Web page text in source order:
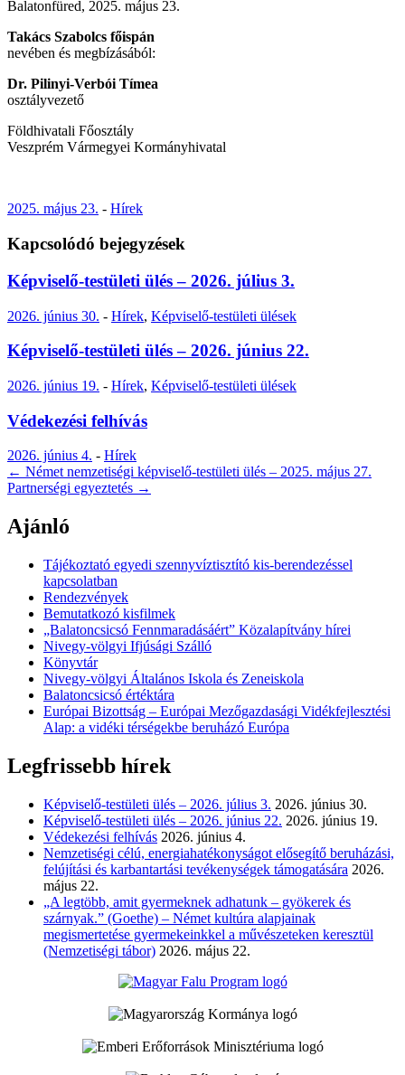
Balatonfüred, 2025. május 23.
Takács Szabolcs főispán
nevében és megbízásából:
Dr. Pilinyi-Verbói Tímea
osztályvezető
Földhivatali Főosztály
Veszprém Vármegyei Kormányhivatal
2025. május 23. - Hírek
Kapcsolódó bejegyzések
Képviselő-testületi ülés – 2026. július 3.
2026. június 30. - Hírek, Képviselő-testületi ülések
Képviselő-testületi ülés – 2026. június 22.
2026. június 19. - Hírek, Képviselő-testületi ülések
Védekezési felhívás
2026. június 4. - Hírek
Post
navigation
← Német nemzetiségi képviselő-testületi ülés – 2025. május 27.
Partnerségi egyeztetés →
Ajánló
Tájékoztató egyedi szennyvíztisztító kis-berendezéssel
kapcsolatban
Rendezvények
Bemutatkozó kisfilmek
„Balatoncsicsó Fennmaradásáért” Közalapítvány hírei
Nivegy-völgyi Ifjúsági Szálló
Könyvtár
Nivegy-völgyi Általános Iskola és Zeneiskola
Balatoncsicsó értéktára
Európai Bizottság – Európai Mezőgazdasági Vidékfejlesztési
Alap: a vidéki térségekbe beruházó Európa
Legfrissebb hírek
Képviselő-testületi ülés – 2026. július 3. 2026. június 30.
Képviselő-testületi ülés – 2026. június 22. 2026. június 19.
Védekezési felhívás 2026. június 4.
Nemzetiségi célú, energiahatékonyságot elősegítő beruházási,
felújítási és karbantartási tevékenységek támogatására 2026.
május 22.
„A legtöbb, amit gyermeknek adhatunk – gyökerek és
szárnyak.” (Goethe) – Német kultúra alapjainak
megismertetése gyermekeinkkel a művészeteken keresztül
(Nemzetiségi tábor) 2026. május 22.